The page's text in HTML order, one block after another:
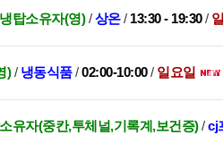
탑소유자(영)/상온/ 13:30 - 19:30/
)/ 냉동식품/02:00-10:00/ 일요일
유자(중칸,투체널,기록계,보건증)/cj